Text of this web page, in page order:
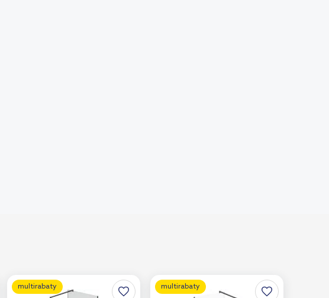
multirabaty multirabaty